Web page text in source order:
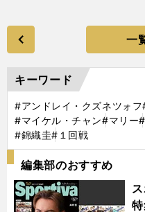
一
キーワード
#アンドレイ・クズネツォフ
#マイケル・チャン#マリー
#錦織圭#１回戦
編集部のおすすめ